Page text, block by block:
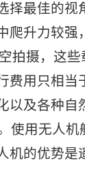
择最佳的视
爬升力较
拍摄，这些
费用只相当
以及各种自
使用无人机
机的优势是